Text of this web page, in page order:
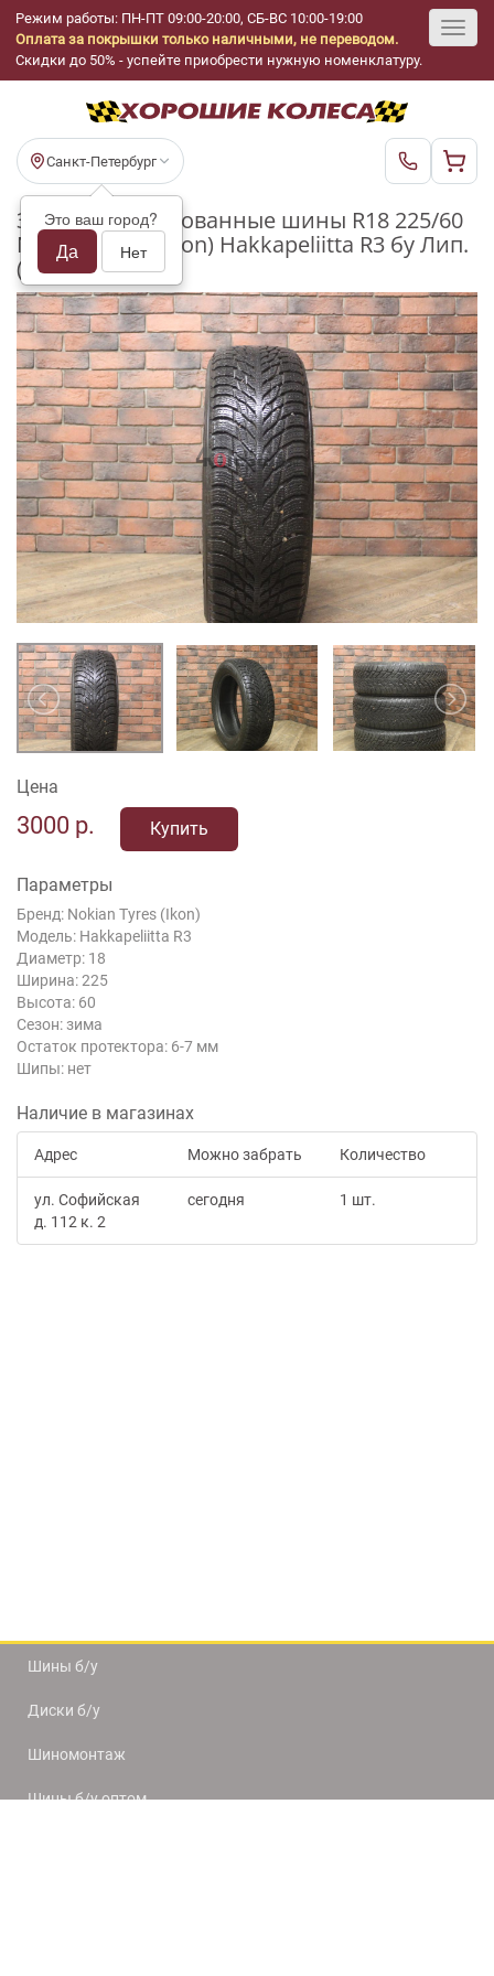
Режим работы: ПН-ПТ 09:00-20:00, СБ-ВС 10:00-19:00
Оплата за покрышки только наличными, не переводом.
Скидки до 50% - успейте приобрести нужную номенклатуру.
Санкт-Петербург
Это ваш город?
Да Нет
Зимние нешипованные шины R18 225/60
Nokian Tyres (Ikon) Hakkapeliitta R3 бу Лип.
(6-7 мм.)
Цена
3000 р. Купить
Параметры
Бренд: Nokian Tyres (Ikon)
Модель: Hakkapeliitta R3
Диаметр: 18
Ширина: 225
Высота: 60
Сезон: зима
Остаток протектора: 6-7 мм
Шипы: нет
Наличие в магазинах
Адрес Можно забрать Количество
ул. Софийская
д. 112 к. 2
сегодня 1 шт.
Шины б/у
Диски б/у
Шиномонтаж
Шины б/у оптом